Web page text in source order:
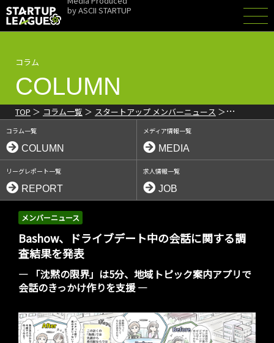
byASCII STARTUP
コラム
COLUMN
TOP コラム一覧
スタートアップ メンバーニュース
Bashow、ドライブデート中の会話に関する調査結果を発表 「沈黙
の限界」は5分
コラム一覧
COLUMN
メディア情報一覧
MEDIA
リーグレポート一覧
REPORT
求人情報一覧
JOB
メンバーニュース
Bashow、ドライブデート中の会話に関する調
査結果を発表
― 「沈黙の限界」は5分、地域トピック案内アプリで
会話のきっかけ作りを支援 ―